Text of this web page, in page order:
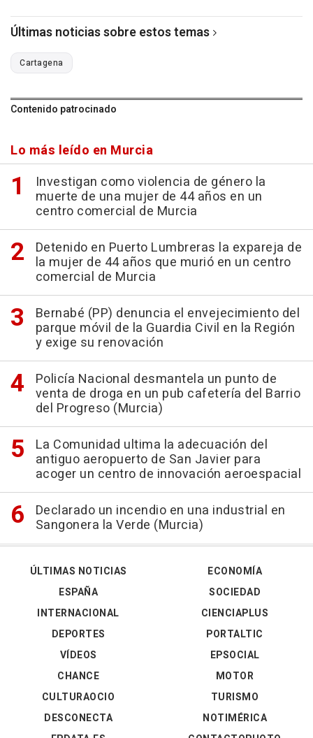
Últimas noticias sobre estos temas
Cartagena
Contenido patrocinado
Lo más leído en Murcia
Investigan como violencia de género la
muerte de una mujer de 44 años en un
centro comercial de Murcia
Detenido en Puerto Lumbreras la expareja de
la mujer de 44 años que murió en un centro
comercial de Murcia
Bernabé (PP) denuncia el envejecimiento del
parque móvil de la Guardia Civil en la Región
y exige su renovación
Policía Nacional desmantela un punto de
venta de droga en un pub cafetería del Barrio
del Progreso (Murcia)
La Comunidad ultima la adecuación del
antiguo aeropuerto de San Javier para
acoger un centro de innovación aeroespacial
Declarado un incendio en una industrial en
Sangonera la Verde (Murcia)
ÚLTIMAS NOTICIAS
ESPAÑA
INTERNACIONAL
DEPORTES
VÍDEOS
ECONOMÍA
SOCIEDAD
CIENCIAPLUS
PORTALTIC
EPSOCIAL
CHANCE
CULTURAOCIO
DESCONECTA
MOTOR
TURISMO
NOTIMÉRICA